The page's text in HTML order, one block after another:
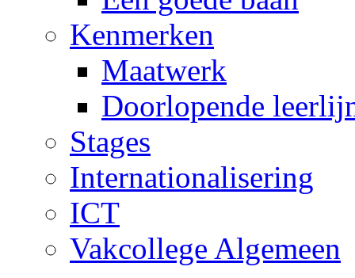
Kenmerken
Maatwerk
Doorlopende
Stages
Internationalisering
ICT
Vakcollege Algemeen